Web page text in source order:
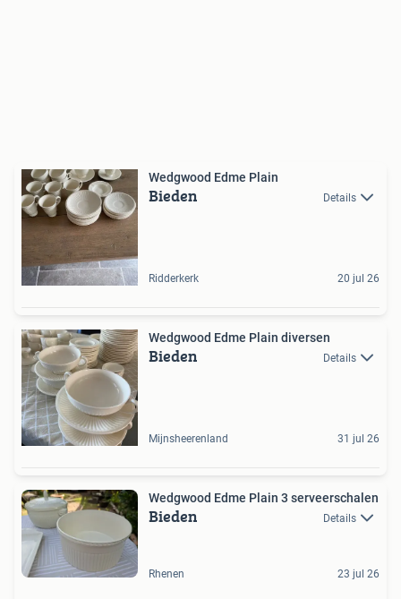
Wedgwood Edme Plain
Bieden Details
Ridderkerk 20 jul 26
Wedgwood Edme Plain diversen
Bieden Details
Mijnsheerenland 31 jul 26
Wedgwood Edme Plain 3 serveerschalen
Bieden Details
Rhenen 23 jul 26